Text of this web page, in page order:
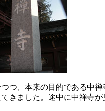
つ、本来の目的である中
きました。途中に中禅寺